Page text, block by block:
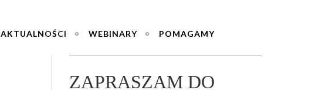
AKTUALNOŚCI WEBINARY POMAGAMY
ZAPRASZAM DO